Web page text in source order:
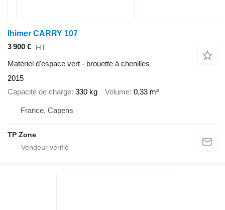
Ihimer CARRY 107
3 900 € HT
Matériel d'espace vert - brouette à chenilles
2015
Capacité de charge 330 kg Volume 0,33 m³
France, Capens
TP Zone